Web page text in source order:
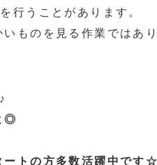
行うことがあります。
ものを見る作業ではあ
◎
トの方多数活躍中です☆